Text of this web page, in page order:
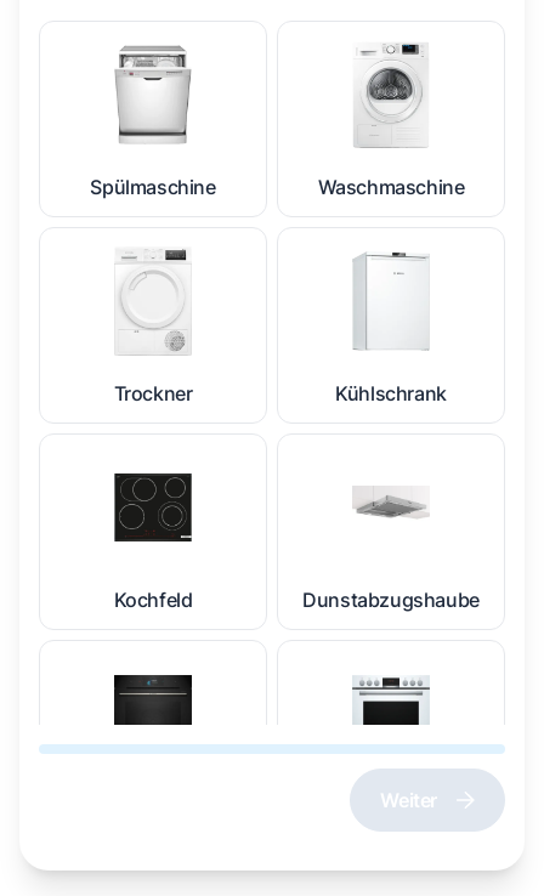
Spülmaschine Waschmaschine
Trockner Kühlschrank
Kochfeld Dunstabzugshaube
Herd und Backofen
Weiter